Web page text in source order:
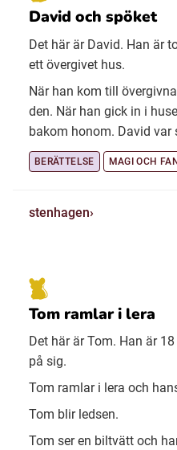
David och spöket
Det här är David. Han är
ett övergivet hus.
När han kom till
den. När han gick in i
bakom honom. David var
BERÄTTELSE MAGI OCH
stenhagen
Tom ramlar i lera
Det här är Tom. Han är
på sig.
Tom ramlar i lera och
Tom blir ledsen.
Tom ser en biltvätt och